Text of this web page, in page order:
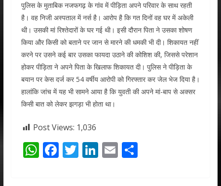
पुलिस के मुताबिक नजफगढ़ के गांव में पीड़िता अपने परिवार के साथ रहती
है। वह निजी अस्पताल में नर्स है। आरोप है कि गत दिनों वह घर में अकेली
थी। उसकी मां रिश्तेदारों के घर गई थी। इसी दौरान पिता ने उसका शोषण
किया और किसी को बताने पर जान से मारने की धमकी भी दी। शिकायत नहीं
करने पर उसने कई बार उसका फायदा उठाने की कोशिश की, जिससे परेशान
होकर पीड़िता ने अपने पिता के खिलाफ शिकायत दी। पुलिस ने पीड़िता के
बयान पर केस दर्ज कर 54 वर्षीय आरोपी को गिरफ्तार कर जेल भेज दिया है।
हालांकि जांच में यह भी सामने आया है कि युवती की अपने मां-बाप से अक्सर
किसी बात को लेकर झगड़ा भी होता था।
Post Views: 1,036
W F T Li E S